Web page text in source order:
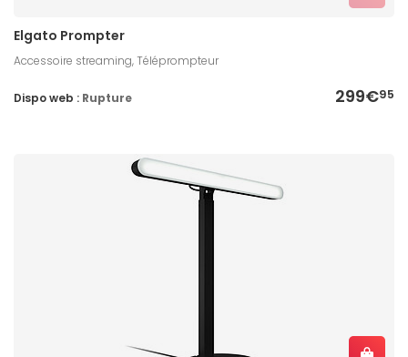
Elgato Prompter
Accessoire streaming, Téléprompteur
299€95
Dispo web : Rupture